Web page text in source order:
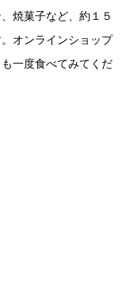
焼菓子など、約１５
オンラインショップ
一度食べてみてくだ